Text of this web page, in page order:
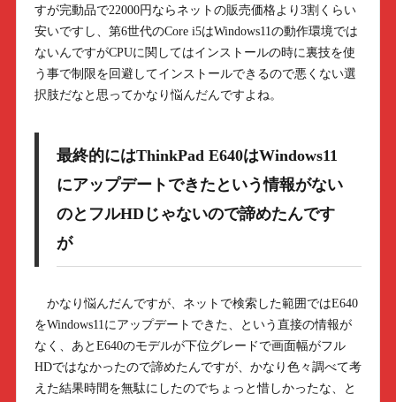
すが完動品で22000円ならネットの販売価格より3割くらい
安いですし、第6世代のCore i5はWindows11の動作環境では
ないんですがCPUに関してはインストールの時に裏技を使
う事で制限を回避してインストールできるので悪くない選
択肢だなと思ってかなり悩んだんですよね。
最終的にはThinkPad E640はWindows11
にアップデートできたという情報がない
のとフルHDじゃないので諦めたんです
が
かなり悩んだんですが、ネットで検索した範囲ではE640
をWindows11にアップデートできた、という直接の情報が
なく、あとE640のモデルが下位グレードで画面幅がフル
HDではなかったので諦めたんですが、かなり色々調べて考
えた結果時間を無駄にしたのでちょっと惜しかったな、と